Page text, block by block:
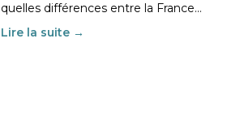
quelles différences entre la France…
Lire la suite →